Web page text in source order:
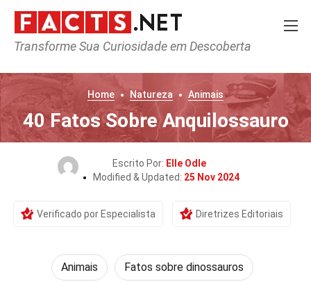
Transforme Sua Curiosidade em Descoberta
Home Natureza Animais
40 Fatos Sobre Anquilossauro
Escrito Por: Elle Odle
Modified & Updated: 25 Nov 2024
Verificado por Especialista Diretrizes Editoriais
Animais Fatos sobre dinossauros